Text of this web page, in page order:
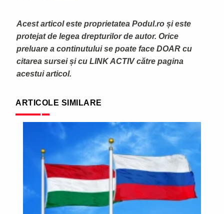
Acest articol este proprietatea Podul.ro și este
protejat de legea drepturilor de autor. Orice
preluare a continutului se poate face DOAR cu
citarea sursei și cu LINK ACTIV către pagina
acestui articol.
ARTICOLE SIMILARE